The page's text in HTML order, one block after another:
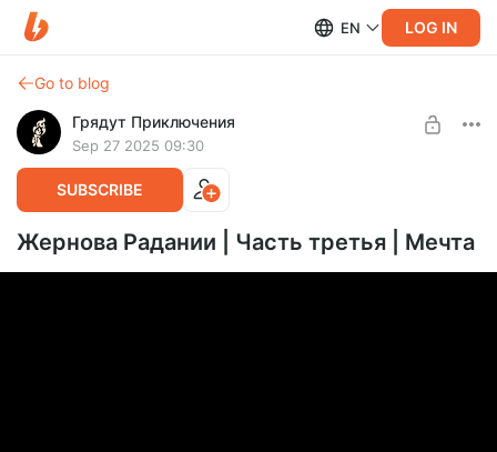
EN LOG IN
Go to blog
Грядут Приключения
Sep 27 2025 09:30
SUBSCRIBE
Жернова Радании | Часть третья | Мечта